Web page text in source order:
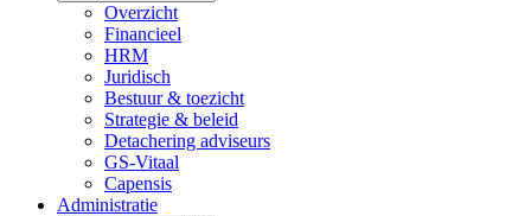
Overzicht
Financieel
HRM
Juridisch
Bestuur & toezicht
Strategie & beleid
Detachering adviseurs
GS-Vitaal
Capensis
Administratie